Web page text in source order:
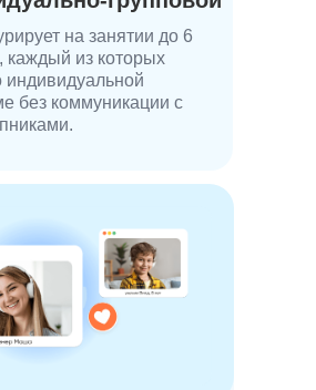
ребенок создаст
законченные
научится собирать
игру, от идеи до готового
Fruit Ninja, RPG,
на занятии до 6
каждый из которых
индиви­дуальной
без ком­муникации с